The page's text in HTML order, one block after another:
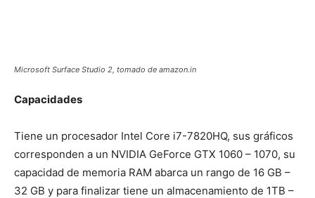
Microsoft Surface Studio 2, tomado de amazon.in
Capacidades
Tiene un procesador Intel Core i7-7820HQ, sus gráficos
corresponden a un NVIDIA GeForce GTX 1060 – 1070, su
capacidad de memoria RAM abarca un rango de 16 GB –
32 GB y para finalizar tiene un almacenamiento de 1TB –